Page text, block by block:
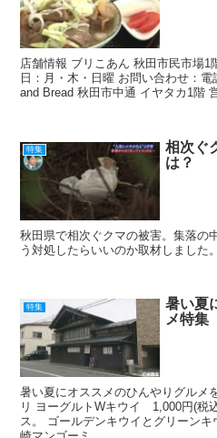
店舗情報 ブリこあん 秋田市民市場1
日：月・木・日曜 お問い合わせ：
and Bread 秋田市中通 イヤタカ1階
特集
相次ぐ
は？
秋田県で相次ぐクマの被害。集落の
う対処したらいいのか取材しました。
特集
暑い夏
メ特集
暑い夏にオススメのひんやりグルメ
リ ヨーグルトWキウイ 1,000円(税
ス。 ゴールデンキウイとグリーン